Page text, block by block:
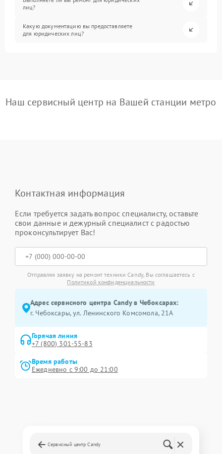
лиц?
Какую документацию вы предоставляете
для юридических лиц?
Наш сервисный центр на Вашей станции метро
Контактная информация
Если требуется задать вопрос специалисту, оставьте
свои данные и дежурный специалист с радостью
проконсультирует Вас!
Отправляя заявку на ремонт техники Candy, Вы соглашаетесь с
Политикой конфиденциальности
Адрес сервисного центра Candy в Чебоксарах:
г. Чебоксары, ул. Ленинского Комсомола, 21А
Горячая линия
+7 (800) 301-55-83
Время работы
Ежедневно с 9:00 до 21:00
Сервисный центр Candy